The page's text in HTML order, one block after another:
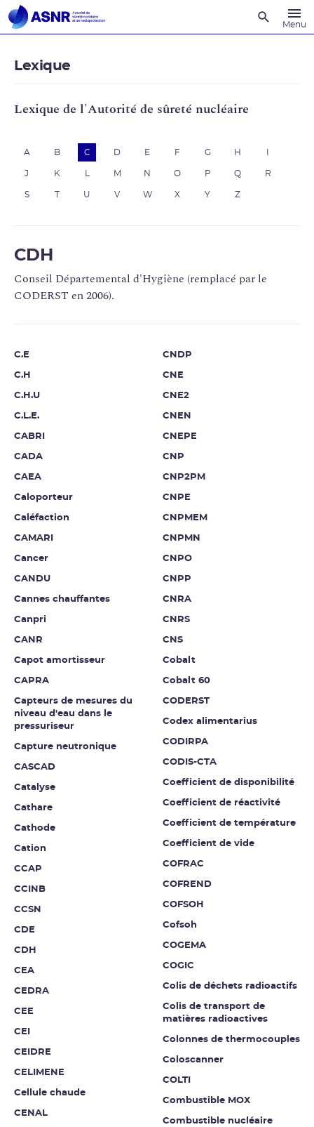
Menu
Lexique
Lexique de l'Autorité de sûreté nucléaire
A B C D E F G H
J K M N O P Q R
S U V W X Y Z
CDH
Conseil Départemental d'Hygiène (remplacé par le
CODERST en 2006).
C.E
C.H
C.H.U
C.L.E.
CABRI
CADA
CAEA
Caloporteur
Caléfaction
CAMARI
Cancer
CANDU
Cannes chauffantes
Canpri
CANR
Capot amortisseur
CAPRA
Capteurs de mesures du
niveau d'eau dans le
pressuriseur
Capture neutronique
CASCAD
Catalyse
Cathare
Cathode
Cation
CCAP
CCINB
CCSN
CDE
CDH
CEA
CEDRA
CEE
CEI
CEIDRE
CELIMENE
Cellule chaude
CENAL
CNDP
CNE
CNE2
CNEN
CNEPE
CNP
CNP2PM
CNPE
CNPMEM
CNPMN
CNPO
CNPP
CNRA
CNRS
CNS
Cobalt
Cobalt 60
CODERST
Codex alimentarius
CODIRPA
CODIS-CTA
Coefficient de disponibilité
Coefficient de réactivité
Coefficient de température
Coefficient de vide
COFRAC
COFREND
COFSOH
Cofsoh
COGEMA
COGIC
Colis de déchets radioactifs
Colis de transport de
matières radioactives
Colonnes de thermocouples
Coloscanner
COLTI
Combustible MOX
Combustible nucléaire